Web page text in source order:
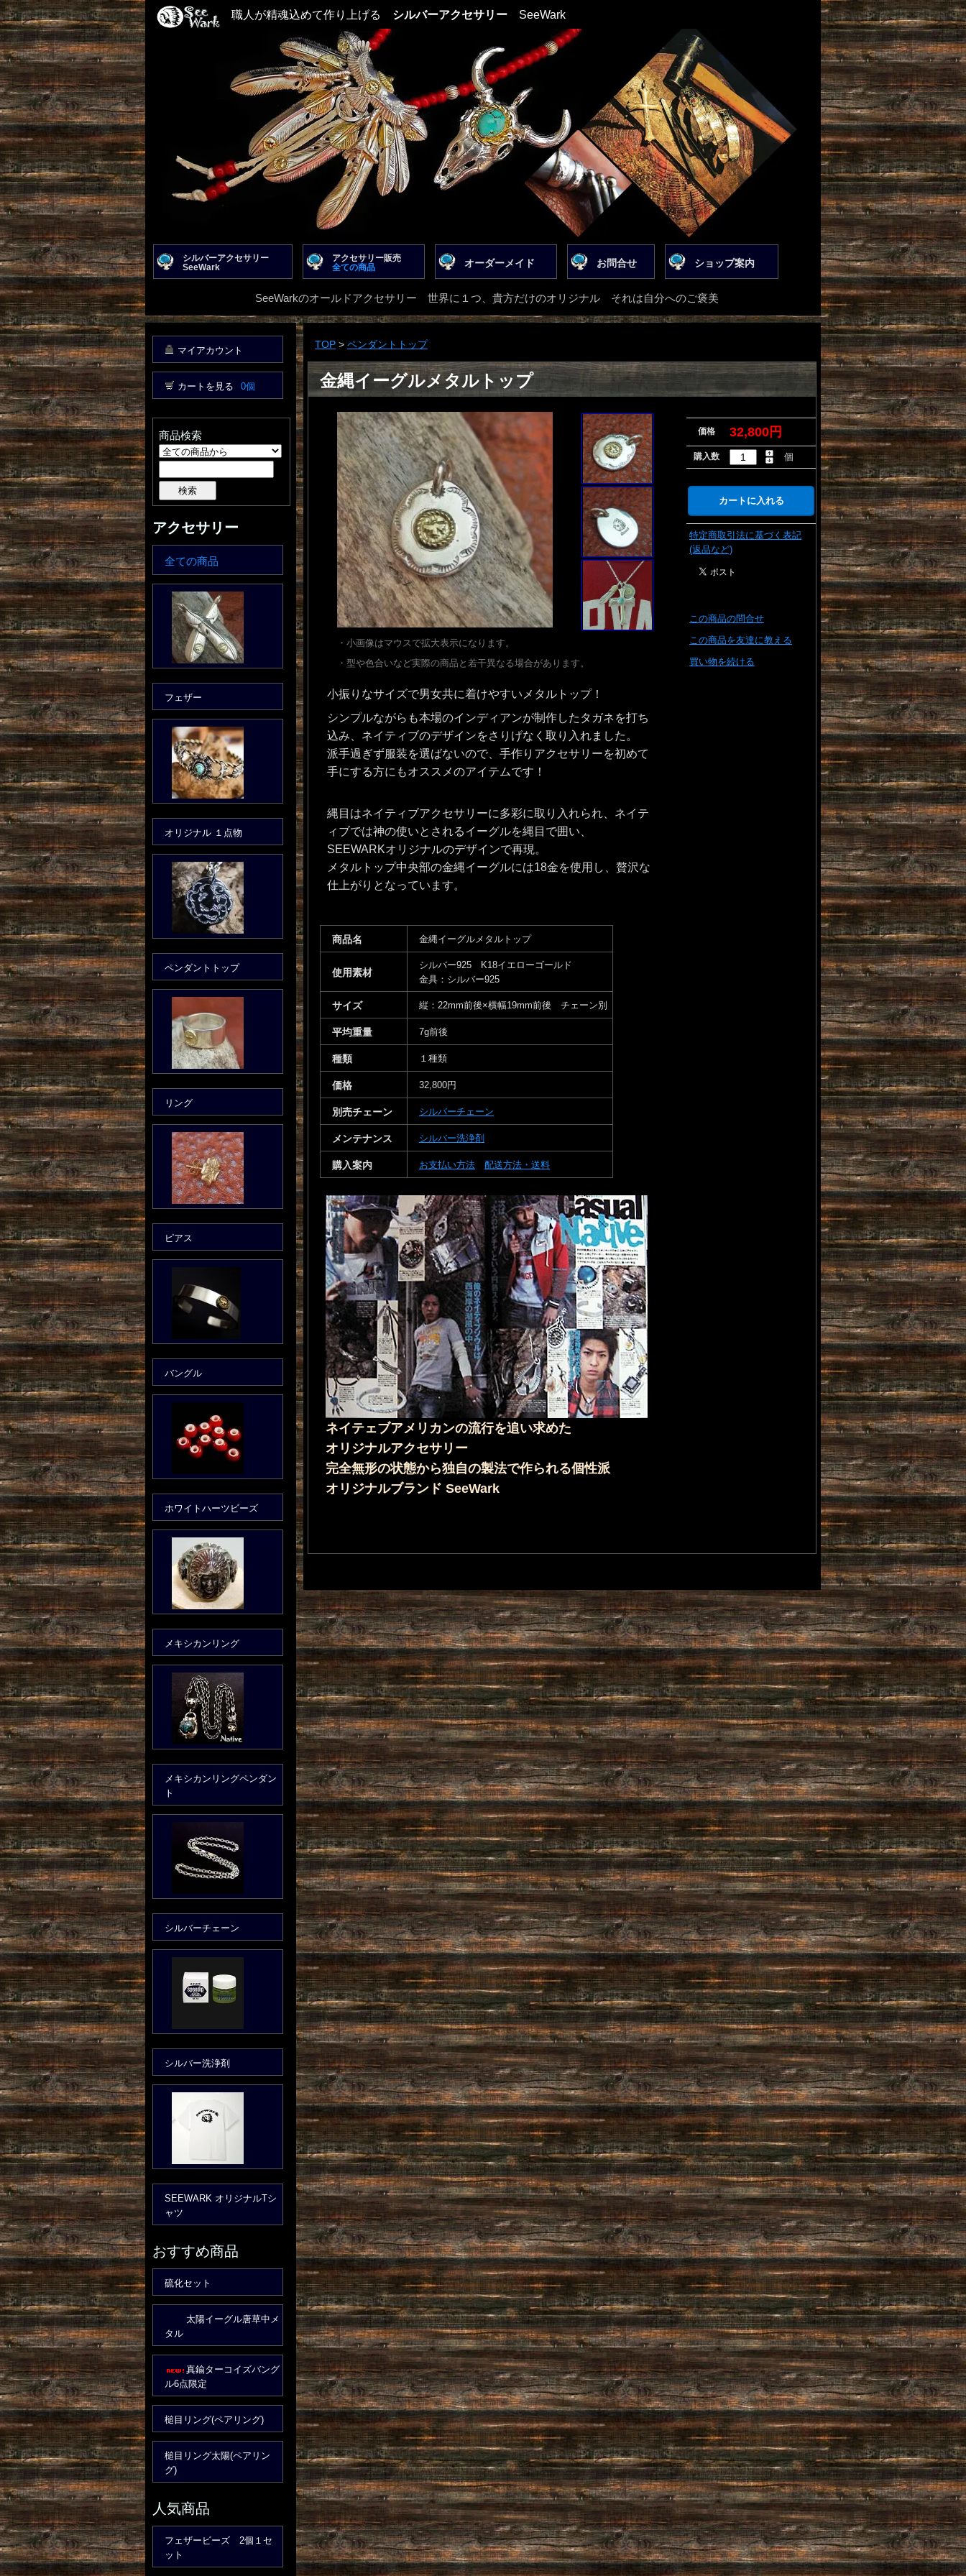
職人が精魂込めて作り上げる シルバーアクセサリー SeeWark
シルバーアクセサリー
SeeWark
アクセサリー販売
全ての商品
オーダーメイド お問合せ ショップ案内
SeeWarkのオールドアクセサリー 世界に１つ、貴方だけのオリジナル それは自分へのご褒美
TOP > ペンダントトップ
金縄イーグルメタルトップ
価格 32,800円
購入数 個
特定商取引法に基づく表記
(返品など)
この商品の問合せ
この商品を友達に教える
買い物を続ける
・小画像はマウスで拡大表示になります。
・型や色合いなど実際の商品と若干異なる場合があります。
小振りなサイズで男女共に着けやすいメタルトップ！
シンプルながらも本場のインディアンが制作したタガネを打ち
込み、ネイティブのデザインをさりげなく取り入れました。
派手過ぎず服装を選ばないので、手作りアクセサリーを初めて
手にする方にもオススメのアイテムです！
縄目はネイティブアクセサリーに多彩に取り入れられ、ネイテ
ィブでは神の使いとされるイーグルを縄目で囲い、
SEEWARKオリジナルのデザインで再現。
メタルトップ中央部の金縄イーグルには18金を使用し、贅沢な
仕上がりとなっています。
商品名 金縄イーグルメタルトップ
使用素材
シルバー925 K18イエローゴールド
金具：シルバー925
サイズ 縦：22mm前後×横幅19mm前後 チェーン別
平均重量 7g前後
種類 １種類
価格 32,800円
別売チェーン シルバーチェーン
メンテナンス シルバー洗浄剤
購入案内 お支払い方法 配送方法・送料
ネイテェブアメリカンの流行を追い求めた
オリジナルアクセサリー
完全無形の状態から独自の製法で作られる個性派
オリジナルブランド SeeWark
マイアカウント
カートを見る 0個
商品検索
アクセサリー
全ての商品
フェザー
オリジナル １点物
ペンダントトップ
リング
ピアス
バングル
ホワイトハーツビーズ
メキシカンリング
メキシカンリングペンダン
ト
シルバーチェーン
シルバー洗浄剤
SEEWARK オリジナルTシ
ャツ
おすすめ商品
硫化セット
太陽イーグル唐草中メ
タル
真鍮ターコイズバング
ル6点限定
槌目リング(ペアリング)
槌目リング太陽(ペアリン
グ)
人気商品
フェザービーズ 2個１セ
ット